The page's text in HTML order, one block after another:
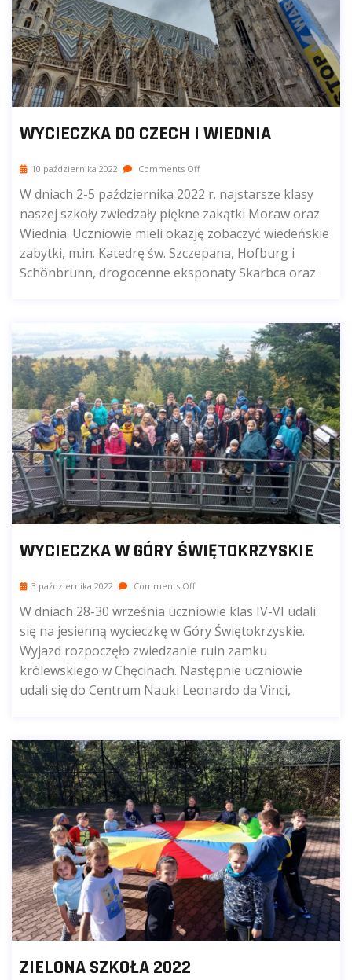
WYCIECZKA DO CZECH I WIEDNIA
10 października 2022 Comments Off
W dniach 2-5 października 2022 r. najstarsze klasy
naszej szkoły zwiedzały piękne zakątki Moraw oraz
Wiednia. Uczniowie mieli okazję zobaczyć wiedeńskie
zabytki, m.in. Katedrę św. Szczepana, Hofburg i
Schönbrunn, drogocenne eksponaty Skarbca oraz
WYCIECZKA W GÓRY ŚWIĘTOKRZYSKIE
3 października 2022 Comments Off
W dniach 28-30 września uczniowie klas IV-VI udali
się na jesienną wycieczkę w Góry Świętokrzyskie.
Wyjazd rozpoczęło zwiedzanie ruin zamku
królewskiego w Chęcinach. Następnie uczniowie
udali się do Centrum Nauki Leonardo da Vinci,
ZIELONA SZKOŁA 2022